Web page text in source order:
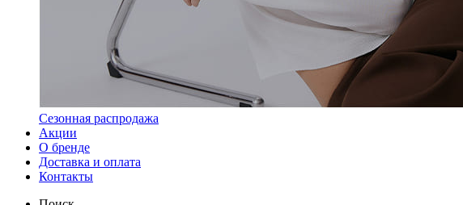
Сезонная распродажа
Акции
О бренде
Доставка и оплата
Контакты